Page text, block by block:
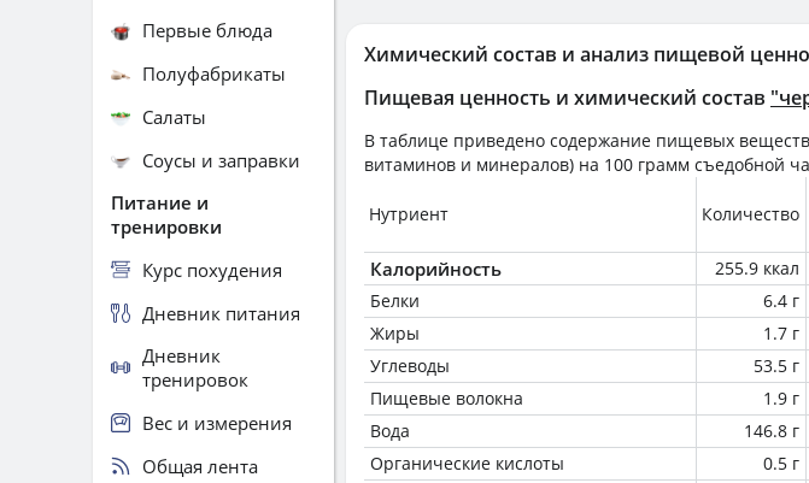
Химический состав и анализ пищевой
Пищевая ценность и химический состав
В таблице приведено содержание пищевых
витаминов и минералов) на 100 грамм съедобной
Нутриент Количество
Калорийность 255.9 ккал
Белки
6.4 г
Жиры
1.7 г
Углеводы
53.5 г
Пищевые волокна
1.9 г
Вода
146.8 г
Органические кислоты
0.5 г
Первые блюда
Полуфабрикаты
Салаты
Соусы и заправки
Питание и
тренировки
Курс похудения
Дневник питания
Дневник
тренировок
Вес и измерения
Общая лента